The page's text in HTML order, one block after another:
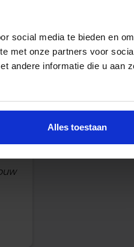
social media te bieden en
met onze partners voor
andere informatie die u aan
Alles toestaan